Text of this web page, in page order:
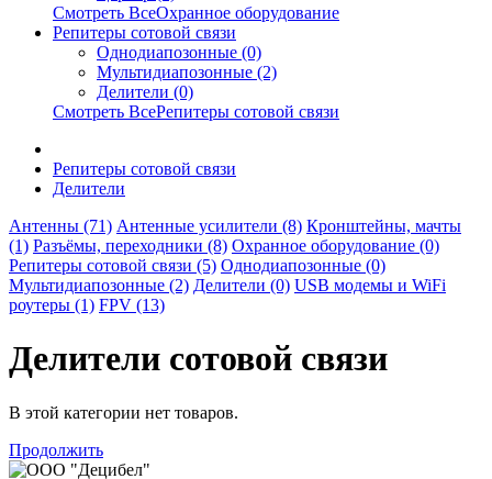
Смотреть ВсеОхранное оборудование
Репитеры сотовой связи
Однодиапозонные (0)
Мультидиапозонные (2)
Делители (0)
Смотреть ВсеРепитеры сотовой связи
Репитеры сотовой связи
Делители
Антенны (71) Антенные усилители (8) Кронштейны, мачты
(1) Разъёмы, переходники (8) Охранное оборудование (0)
Репитеры сотовой связи (5) Однодиапозонные (0)
Мультидиапозонные (2) Делители (0) USB модемы и WiFi
роутеры (1) FPV (13)
Делители сотовой связи
В этой категории нет товаров.
Продолжить